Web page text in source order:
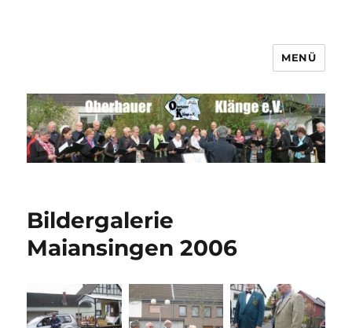
Männerchor Quirrenbach e.V.
MENÜ
Bildergalerie
Maiansingen 2006